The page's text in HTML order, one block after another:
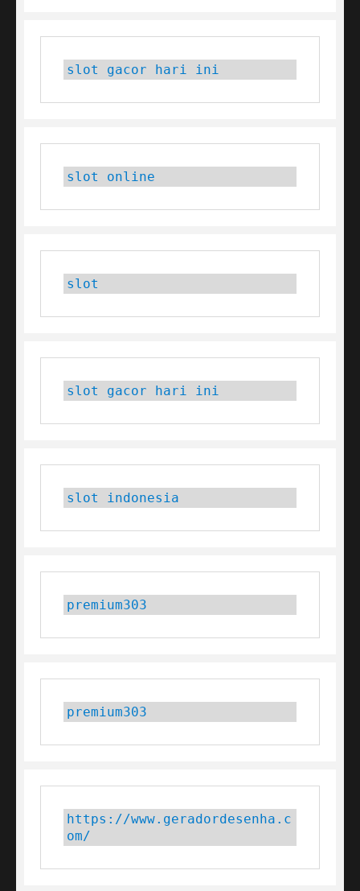
slot gacor hari ini
slot online
slot
slot gacor hari ini
slot indonesia
premium303
premium303
https://www.geradordesenha.c
om/